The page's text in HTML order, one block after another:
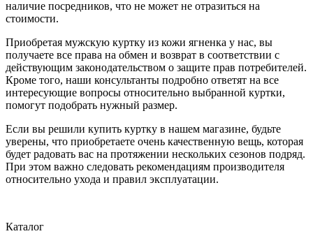
наличие посредников, что не может не отразиться на
стоимости.
Приобретая мужскую куртку из кожи ягненка у нас, вы
получаете все права на обмен и возврат в соответствии с
действующим законодательством о защите прав потребителей.
Кроме того, наши консультанты подробно ответят на все
интересующие вопросы относительно выбранной куртки,
помогут подобрать нужный размер.
Если вы решили купить куртку в нашем магазине, будьте
уверены, что приобретаете очень качественную вещь, которая
будет радовать вас на протяжении нескольких сезонов подряд.
При этом важно следовать рекомендациям производителя
относительно ухода и правил эксплуатации.
Каталог